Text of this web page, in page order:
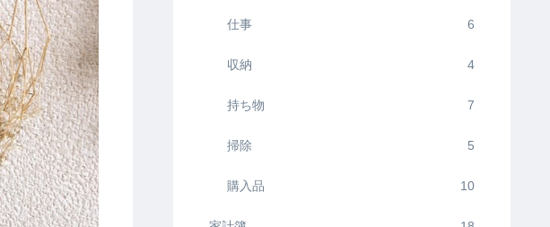
仕事 6
収納 4
持ち物 7
掃除 5
購入品 10